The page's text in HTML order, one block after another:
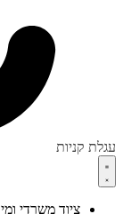
עגלת קניות
ציוד משרדי